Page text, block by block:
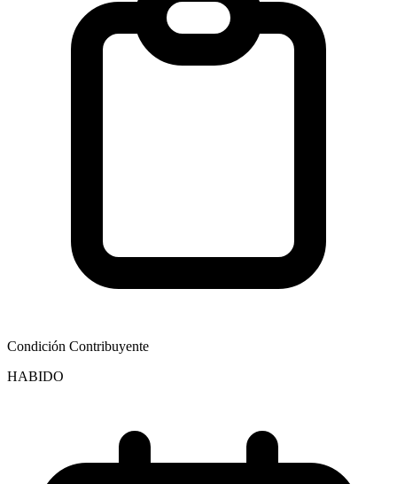
Condición Contribuyente
HABIDO